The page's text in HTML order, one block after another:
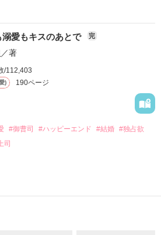
知った哲平は
う』と真っ直ぐに告げてきた。
きという気持ちを隠すことなく
桜がストーカー被害に
同居を提案してきて――。
)
の職場でうまくいかなかった梅田美
ていたところ、日本人美青年と出会
りの関係となる。
場でワンナイトした美青年と再会。
る財閥御曹司にも関わらず、一族を離
業家、社内でも冷徹だと評判な社長
たのだ――！
世話係を命じられた美桜は、猫の世
の関係となってしまい――？
溺愛もキスのあとで 完
／著
/112,403
) 190ページ
#御曹司 #ハッピーエンド #結婚 #独占欲
司
いている。
（26）がいるのだが、後輩の姫原由